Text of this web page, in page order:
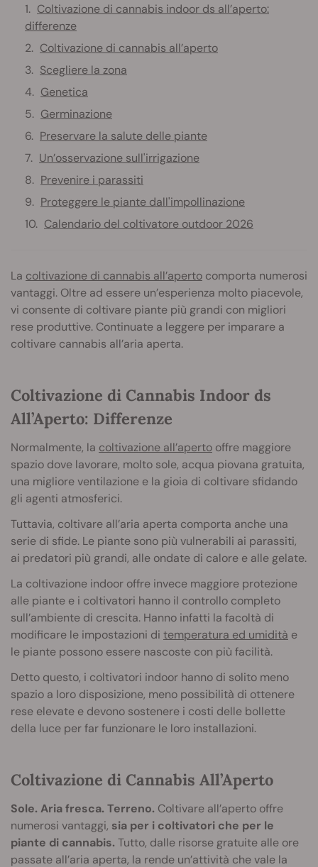
Coltivazione di cannabis indoor ds all’aperto:
differenze
Coltivazione di cannabis all’aperto
Scegliere la zona
Genetica
Germinazione
Preservare la salute delle piante
Un’osservazione sull'irrigazione
Prevenire i parassiti
Proteggere le piante dall'impollinazione
Calendario del coltivatore outdoor 2026
La coltivazione di cannabis all’aperto comporta numerosi
vantaggi. Oltre ad essere un’esperienza molto piacevole,
vi consente di coltivare piante più grandi con migliori
rese produttive. Continuate a leggere per imparare a
coltivare cannabis all’aria aperta.
Coltivazione di Cannabis Indoor ds
All’Aperto: Differenze
Normalmente, la coltivazione all’aperto offre maggiore
spazio dove lavorare, molto sole, acqua piovana gratuita,
una migliore ventilazione e la gioia di coltivare sfidando
gli agenti atmosferici.
Tuttavia, coltivare all’aria aperta comporta anche una
serie di sfide. Le piante sono più vulnerabili ai parassiti,
ai predatori più grandi, alle ondate di calore e alle gelate.
La coltivazione indoor offre invece maggiore protezione
alle piante e i coltivatori hanno il controllo completo
sull’ambiente di crescita. Hanno infatti la facoltà di
modificare le impostazioni di temperatura ed umidità e
le piante possono essere nascoste con più facilità.
Detto questo, i coltivatori indoor hanno di solito meno
spazio a loro disposizione, meno possibilità di ottenere
rese elevate e devono sostenere i costi delle bollette
della luce per far funzionare le loro installazioni.
Coltivazione di Cannabis All’Aperto
Sole. Aria fresca. Terreno. Coltivare all’aperto offre
numerosi vantaggi, sia per i coltivatori che per le
piante di cannabis. Tutto, dalle risorse gratuite alle ore
passate all’aria aperta, la rende un’attività che vale la